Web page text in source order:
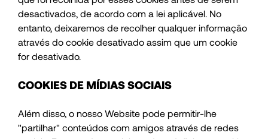
desactivados, de acordo com a lei aplicável. No
entanto, deixaremos de recolher qualquer informação
através do cookie desativado assim que um cookie
for desativado.
COOKIES DE MÍDIAS SOCIAIS
Além disso, o nosso Website pode permitir-lhe
"partilhar" conteúdos com amigos através de redes